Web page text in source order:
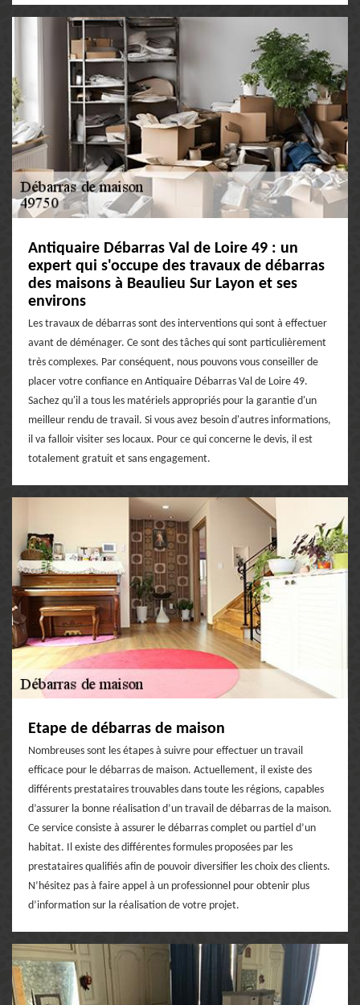
Antiquaire Débarras Val de Loire 49 : un
expert qui s'occupe des travaux de débarras
des maisons à Beaulieu Sur Layon et ses
environs
Les travaux de débarras sont des interventions qui sont à effectuer
avant de déménager. Ce sont des tâches qui sont particulièrement
très complexes. Par conséquent, nous pouvons vous conseiller de
placer votre confiance en Antiquaire Débarras Val de Loire 49.
Sachez qu'il a tous les matériels appropriés pour la garantie d'un
meilleur rendu de travail. Si vous avez besoin d'autres informations,
il va falloir visiter ses locaux. Pour ce qui concerne le devis, il est
totalement gratuit et sans engagement.
Etape de débarras de maison
Nombreuses sont les étapes à suivre pour effectuer un travail
efficace pour le débarras de maison. Actuellement, il existe des
différents prestataires trouvables dans toute les régions, capables
d’assurer la bonne réalisation d’un travail de débarras de la maison.
Ce service consiste à assurer le débarras complet ou partiel d’un
habitat. Il existe des différentes formules proposées par les
prestataires qualifiés afin de pouvoir diversifier les choix des clients.
N’hésitez pas à faire appel à un professionnel pour obtenir plus
d’information sur la réalisation de votre projet.